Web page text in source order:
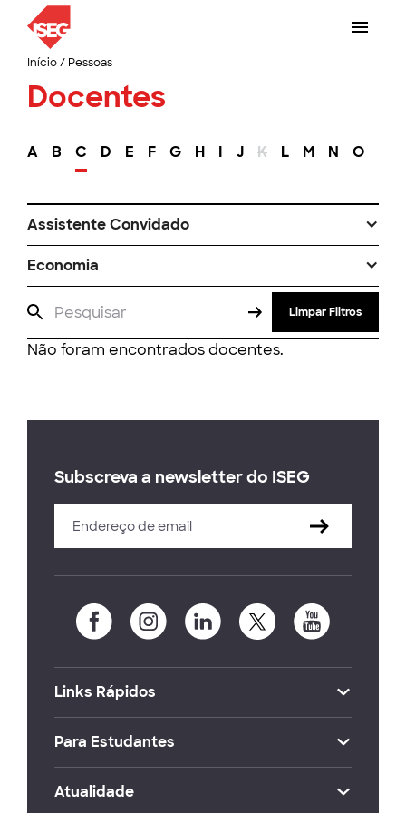
Início/ Pessoas
Docentes
A B C D E F G H I J K L M N O
Assistente Convidado
Economia
Limpar Filtros
Não foram encontrados docentes.
Subscreva a newsletter do ISEG
Links Rápidos
Para Estudantes
Atualidade